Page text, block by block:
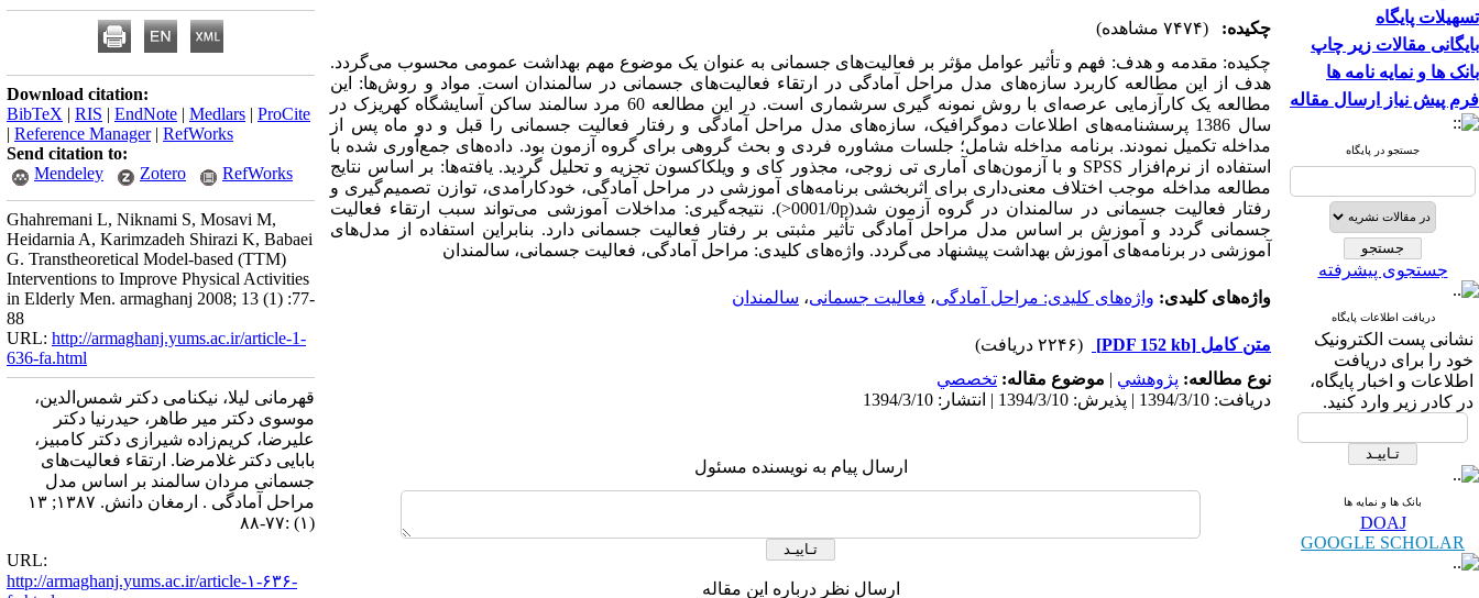
تسهیلات پایگاه
بایگانی مقالات زیر چاپ
بانک ها و نمایه نامه ها
فرم پیش نیاز ارسال مقاله
جستجو در پایگاه
جستجوی پیشرفته
دریافت اطلاعات پایگاه
نشانی پست الکترونیک
خود را برای دریافت
اطلاعات و اخبار پایگاه،
در کادر زیر وارد کنید.
بانک ها و نمایه ها
DOAJ
GOOGLE SCHOLAR
چکیده:
(۷۴۷۴ مشاهده)
چکیده: ‌مقدمه و هدف: فهم و تأثیر عوامل مؤثر بر فعالیت‌های جسمانی به عنوان یک موضوع مهم بهداشت عمومی محسوب می‌گردد.
هدف از این مطالعه کاربرد سازه‌های مدل مراحل آمادگی در ارتقاء فعالیت‌های جسمانی در سالمندان است. مواد و روش‌ها: این
مطالعه یک کارآزمایی عرصه‌ای با روش نمونه گیری سرشماری است. در این مطالعه 60 مرد سالمند ساکن آسایشگاه کهریزک در
سال 1386 پرسشنامه‌های اطلاعات دموگرافیک، سازه‌های مدل مراحل آمادگی و رفتار فعالیت جسمانی را قبل و دو ماه پس از
مداخله تکمیل نمودند. برنامه مداخله شامل؛ جلسات مشاوره فردی و بحث گروهی برای گروه آزمون بود. داده‌های جمع‌آوری شده با
استفاده از نرم‌افزار SPSS و با آزمون‌های آماری تی زوجی، مجذور کای و ویلکاکسون تجزیه و تحلیل گردید. یافته‌ها: بر اساس نتایج
مطالعه مداخله موجب اختلاف معنی‌داری برای اثربخشی برنامه‌های آموزشی در مراحل آمادگی، خودکارآمدی، توازن تصمیم‌گیری و
رفتار فعالیت جسمانی در سالمندان در گروه آزمون شد(0001/0p<). نتیجه‌گیری: مداخلات آموزشی می‌تواند سبب ارتقاء فعالیت
جسمانی گردد و آموزش بر اساس مدل مراحل آمادگی تأثیر مثبتی بر رفتار فعالیت جسمانی دارد. بنابراین استفاده از مدل‌های
آموزشی در برنامه‌های آموزش بهداشت پیشنهاد می‌گردد. واژه‌های کلیدی: مراحل آمادگی، فعالیت جسمانی، سالمندان
واژه‌های کلیدی: واژه‌های کلیدی: مراحل آمادگی، فعالیت جسمانی، سالمندان
متن کامل [PDF 152 kb]
(۲۲۴۶ دریافت)
نوع مطالعه: پژوهشي | موضوع مقاله: تخصصي
دریافت: 1394/3/10 | پذیرش: 1394/3/10 | انتشار: 1394/3/10
ارسال پیام به نویسنده مسئول
ارسال نظر درباره این مقاله
Download citation:
BibTeX | RIS | EndNote | Medlars | ProCite
| Reference Manager| RefWorks
Send citation to:
Mendeley
Zotero RefWorks
Ghahremani L, Niknami S, Mosavi M,
Heidarnia A, Karimzadeh Shirazi K, Babaei
G. Transtheoretical Model-based (TTM)
Interventions to Improve Physical Activities
in Elderly Men. armaghanj 2008; 13 (1) :77-
88
URL: http://armaghanj.yums.ac.ir/article-1-
636-fa.html
قهرمانی لیلا، نیکنامی دکتر شمس‌الدین،
موسوی دکتر میر طاهر، حیدرنیا دکتر
علیرضا، کریم‌زاده شیرازی دکتر کامبیز،
بابایی دکتر غلامرضا. ارتقاء فعالیت‌های
جسمانی مردان سالمند بر اساس مدل
مراحل آمادگی . ارمغان دانش. ۱۳۸۷; ۱۳
(۱) :۷۷-۸۸
URL:
http://armaghanj.yums.ac.ir/article-۱-۶۳۶-